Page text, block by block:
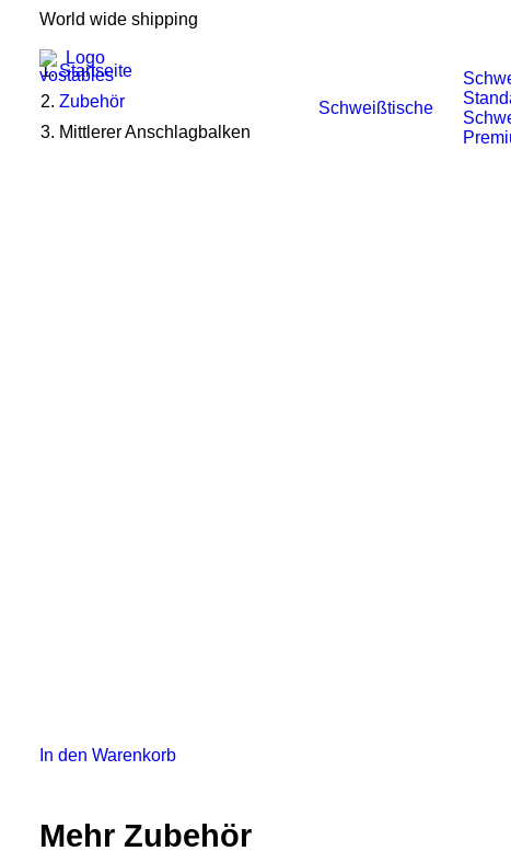
World wide shipping
Schweißtische
Startseite
Zubehör
Mittlerer Anschlagbalken
In den Warenkorb
Mehr Zubehör